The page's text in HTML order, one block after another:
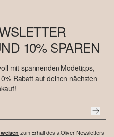
10% SPAREN
mit spannenden Modetipps,
Rabatt auf deinen nächsten
zum Erhalt des s.Oliver Newsletters